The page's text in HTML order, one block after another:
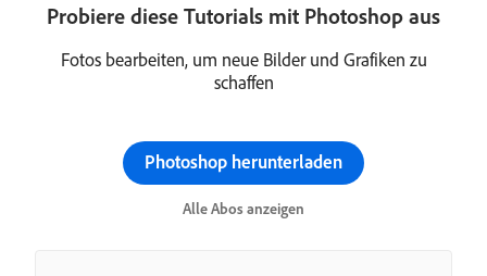
Probiere diese Tutorials mit Photoshop aus
Fotos bearbeiten, um neue Bilder und Grafiken zu
schaffen
Photoshop herunterladen
Alle Abos anzeigen